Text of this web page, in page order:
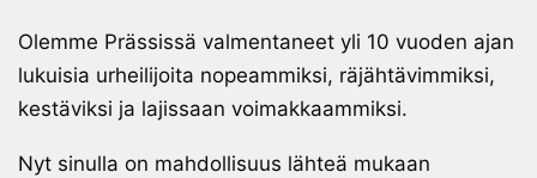
Olemme Prässissä valmentaneet yli 10 vuoden ajan
lukuisia urheilijoita nopeammiksi, räjähtävimmiksi,
kestäviksi ja lajissaan voimakkaammiksi.
Nyt sinulla on mahdollisuus lähteä mukaan